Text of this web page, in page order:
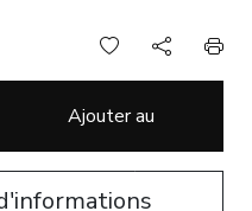
Ajouter au
panier